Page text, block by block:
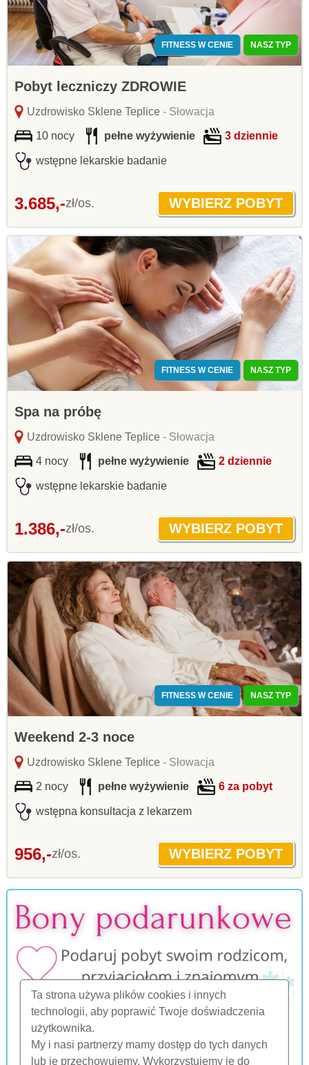
Ta strona używa plików cookies i innych
technologii, aby poprawić Twoje doświadczenia
użytkownika.
My i nasi partnerzy mamy dostęp do tych danych
lub je przechowujemy. Wykorzystujemy je do
FITNESS W CENIE NASZ TYP
Pobyt leczniczy ZDROWIE
Uzdrowisko Sklene Teplice- Słowacja
10 nocy pełne wyżywienie 3 dziennie
wstępne lekarskie badanie
3.685,-zł/os.
FITNESS W CENIE NASZ TYP
Spa na próbę
Uzdrowisko Sklene Teplice- Słowacja
4 nocy pełne wyżywienie 2 dziennie
wstępne lekarskie badanie
1.386,-zł/os.
FITNESS W CENIE NASZ TYP
Weekend 2-3 noce
Uzdrowisko Sklene Teplice- Słowacja
2 nocy pełne wyżywienie 6 za pobyt
wstępna konsultacja z lekarzem
956,-zł/os.